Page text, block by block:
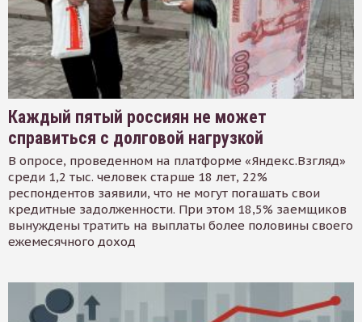
Каждый пятый россиян не может
справиться с долговой нагрузкой
В опросе, проведенном на платформе «Яндекс.Взгляд»
среди 1,2 тыс. человек старше 18 лет, 22%
респондентов заявили, что не могут погашать свои
кредитные задолженности. При этом 18,5% заемщиков
вынуждены тратить на выплаты более половины своего
ежемесячного доход